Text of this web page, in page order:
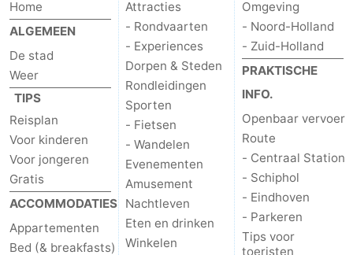
Home
ALGEMEEN
De stad
Weer
TIPS
Reisplan
Voor kinderen
Voor jongeren
Gratis
ACCOMMODATIES
Appartementen
Bed (& breakfasts)
Attracties
- Rondvaarten
- Experiences
Dorpen & Steden
Rondleidingen
Sporten
- Fietsen
- Wandelen
Evenementen
Amusement
Nachtleven
Eten en drinken
Winkelen
Omgeving
- Noord-Holland
- Zuid-Holland
PRAKTISCHE
INFO.
Openbaar vervoer
Route
- Centraal Station
- Schiphol
- Eindhoven
- Parkeren
Tips voor
toeristen